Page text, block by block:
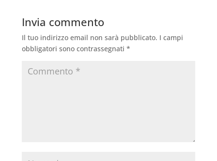
Invia commento
Il tuo indirizzo email non sarà pubblicato. I campi
obbligatori sono contrassegnati *